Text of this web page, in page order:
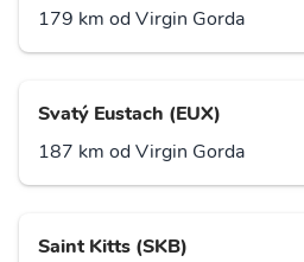
179 km od Virgin Gorda
Svatý Eustach (EUX)
187 km od Virgin Gorda
Saint Kitts (SKB)